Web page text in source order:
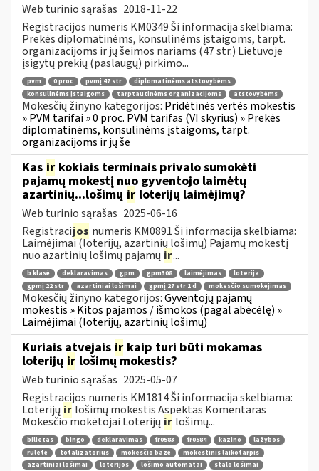
Web turinio sąrašas 2018-11-22
Registracijos numeris KM0349 Ši informacija skelbiama:
Prekės diplomatinėms, konsulinėms įstaigoms, tarpt.
organizacijoms ir jų šeimos nariams (47 str.) Lietuvoje
įsigytų prekių (paslaugų) pirkimo...
pvm 0 proc pvmį 47 str
diplomatinėms atstovybėms
konsulinėms įstaigoms
tarptautinėms organizacijoms atstovybėms
Mokesčių žinyno kategorijos: Pridėtinės vertės mokestis
» PVM tarifai » 0 proc. PVM tarifas (VI skyrius) » Prekės
diplomatinėms, konsulinėms įstaigoms, tarpt.
organizacijoms ir jų še
Kas ir kokiais terminais privalo sumokėti
pajamų mokestį nuo gyventojo laimėtų
azartinių...lošimų ir loterijų laimėjimų?
Web turinio sąrašas 2025-06-16
Registracijos numeris KM0891 Ši informacija skelbiama:
Laimėjimai (loterijų, azartinių lošimų) Pajamų mokestį
nuo azartinių lošimų pajamų ir...
b klasė deklaravimas gpm gpm308 laimėjimas
loterija
gpmį 22 str
azartiniai lošimai gpmį 27 str 1 d mokesčio sumokėjimas
Mokesčių žinyno kategorijos:Gyventojų pajamų
mokestis » Kitos pajamos / išmokos (pagal abėcėlę) »
Laimėjimai (loterijų, azartinių lošimų)
Kuriais atvejais ir kaip turi būti mokamas
loterijų ir lošimų mokestis?
Web turinio sąrašas 2025-05-07
Registracijos numeris KM1814 Ši informacija skelbiama:
Loterijų ir lošimų mokestis Aspektas Komentaras
Mokesčio mokėtojai Loterijų ir lošimų...
bilietas bingo deklaravimas fr0583 fr0584 kazino
lažybos
ruletė
totalizatorius mokesčio bazė
mokestinis laikotarpis
azartiniai lošimai
loterijos lošimo automatai
stalo lošimai